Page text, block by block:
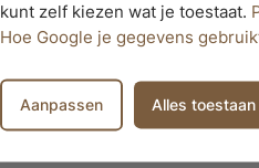
kunt zelf kiezen wat je toestaat.
Hoe Google je gegevens
Aanpassen Alles toestaan